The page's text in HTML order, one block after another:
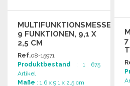
MULTIFUNKTIONSMESSER
9 FUNKTIONEN, 9,1 X
2,5 CM
Ref.08-15971
Produktbestand : 1 675
Artikel
Maße : 1.6 x 9.1 x 2.5 cm